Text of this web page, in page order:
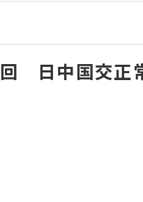
日中国交正